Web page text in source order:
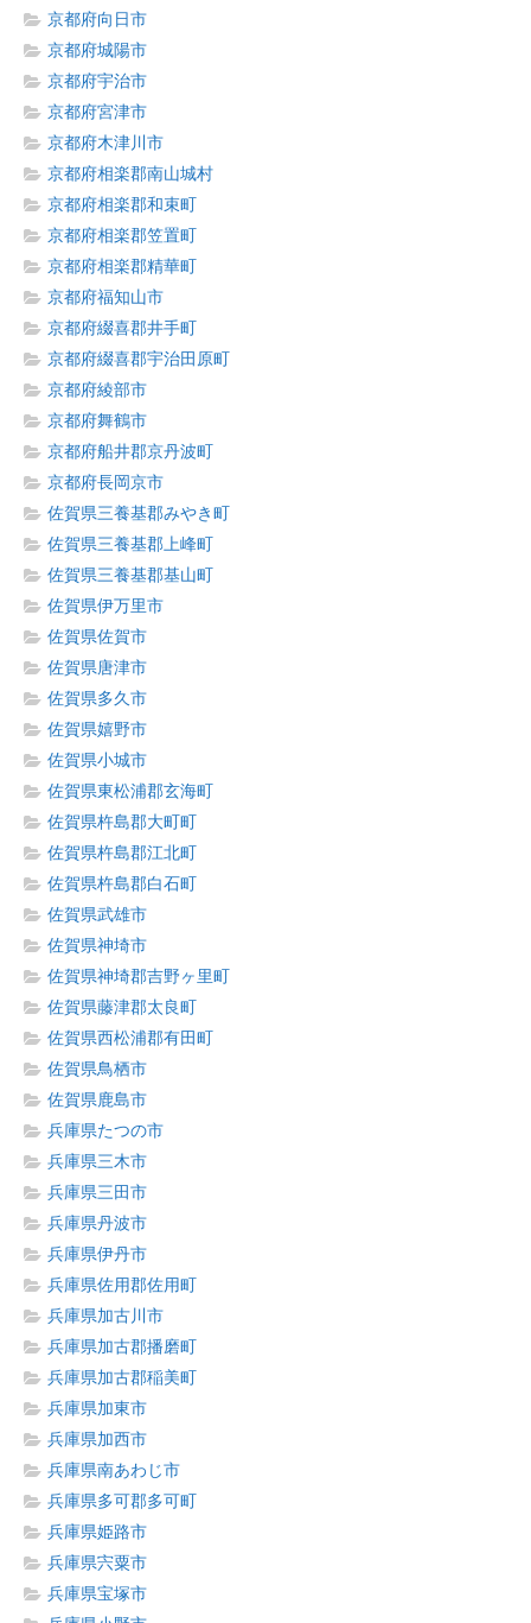
京都府向日市
京都府城陽市
京都府宇治市
京都府宮津市
京都府木津川市
京都府相楽郡南山城村
京都府相楽郡和束町
京都府相楽郡笠置町
京都府相楽郡精華町
京都府福知山市
京都府綴喜郡井手町
京都府綴喜郡宇治田原町
京都府綾部市
京都府舞鶴市
京都府船井郡京丹波町
京都府長岡京市
佐賀県三養基郡みやき町
佐賀県三養基郡上峰町
佐賀県三養基郡基山町
佐賀県伊万里市
佐賀県佐賀市
佐賀県唐津市
佐賀県多久市
佐賀県嬉野市
佐賀県小城市
佐賀県東松浦郡玄海町
佐賀県杵島郡大町町
佐賀県杵島郡江北町
佐賀県杵島郡白石町
佐賀県武雄市
佐賀県神埼市
佐賀県神埼郡吉野ヶ里町
佐賀県藤津郡太良町
佐賀県西松浦郡有田町
佐賀県鳥栖市
佐賀県鹿島市
兵庫県たつの市
兵庫県三木市
兵庫県三田市
兵庫県丹波市
兵庫県伊丹市
兵庫県佐用郡佐用町
兵庫県加古川市
兵庫県加古郡播磨町
兵庫県加古郡稲美町
兵庫県加東市
兵庫県加西市
兵庫県南あわじ市
兵庫県多可郡多可町
兵庫県姫路市
兵庫県宍粟市
兵庫県宝塚市